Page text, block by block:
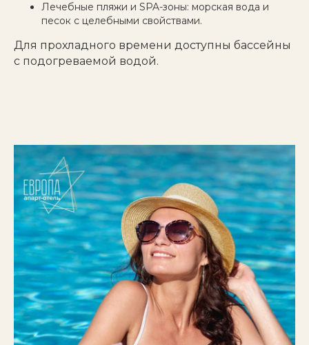
Лечебные пляжи и SPA-зоны: морская вода и
песок с целебными свойствами.
Для прохладного времени доступны бассейны
с подогреваемой водой.